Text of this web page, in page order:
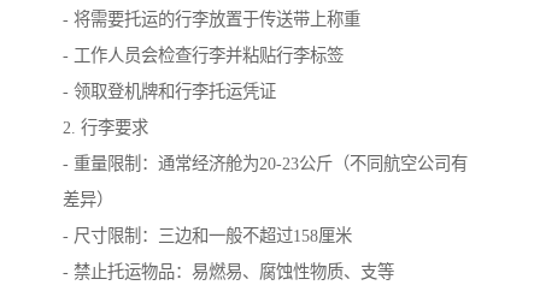
- 将需要托运的行李放置于传送带上称重
- 工作人员会检查行李并粘贴行李标签
- 领取登机牌和行李托运凭证
2. 行李要求
- 重量限制：通常经济舱为20-23公斤（不同航空公司有
差异）
- 尺寸限制：三边和一般不超过158厘米
- 禁止托运物品：易燃易、腐蚀性物质、支等